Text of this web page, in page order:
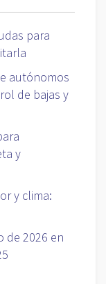
para
autónomos
de bajas y
y
y clima:
de 2026 en